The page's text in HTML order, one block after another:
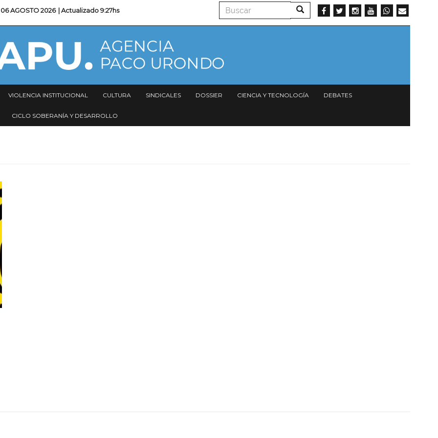
06 AGOSTO 2026 | Actualizado9:27hs Buscar Buscar
VIOLENCIA INSTITUCIONAL CULTURA SINDICALES DOSSIER CIENCIA Y TECNOLOGÍA DEBATES
CICLO SOBERANÍA Y DESARROLLO